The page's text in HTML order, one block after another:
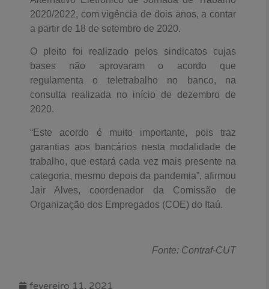
2020/2022, com vigência de dois anos, a contar
a partir de 18 de setembro de 2020.
O pleito foi realizado pelos sindicatos cujas
bases não aprovaram o acordo que
regulamenta o teletrabalho no banco, na
consulta realizada no início de dezembro de
2020.
“Este acordo é muito importante, pois traz
garantias aos bancários nesta modalidade de
trabalho, que estará cada vez mais presente na
categoria, mesmo depois da pandemia”, afirmou
Jair Alves, coordenador da Comissão de
Organização dos Empregados (COE) do Itaú.
Fonte: Contraf-CUT
fevereiro 11, 2021